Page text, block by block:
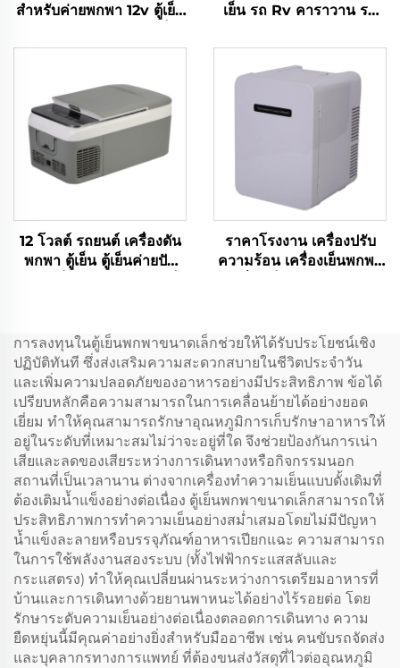
สําหรับค่ายพกพา 12v ตู้เย็น
รถ 30L
เย็น รถ Rv คาราวาน รถ
ตกปลา คูเทนท์ หม้อเย็นพก
พา ราคาโรงงาน 52L
12 โวลต์ รถยนต์ เครื่องดัน
พกพา ตู้เย็น ตู้เย็นค่ายปัก
ราคาโรงงาน เครื่องปรับ
ความร้อน เครื่องเย็นพกพา
การลงทุนในตู้เย็นพกพาขนาดเล็กช่วยให้ได้รับประโยชน์เชิง
ปฏิบัติทันที ซึ่งส่งเสริมความสะดวกสบายในชีวิตประจำวัน
และเพิ่มความปลอดภัยของอาหารอย่างมีประสิทธิภาพ ข้อได้
เปรียบหลักคือความสามารถในการเคลื่อนย้ายได้อย่างยอด
เยี่ยม ทำให้คุณสามารถรักษาอุณหภูมิการเก็บรักษาอาหารให้
อยู่ในระดับที่เหมาะสมไม่ว่าจะอยู่ที่ใด จึงช่วยป้องกันการเน่า
เสียและลดของเสียระหว่างการเดินทางหรือกิจกรรมนอก
สถานที่เป็นเวลานาน ต่างจากเครื่องทำความเย็นแบบดั้งเดิมที่
ต้องเติมน้ำแข็งอย่างต่อเนื่อง ตู้เย็นพกพาขนาดเล็กสามารถให้
ประสิทธิภาพการทำความเย็นอย่างสม่ำเสมอโดยไม่มีปัญหา
น้ำแข็งละลายหรือบรรจุภัณฑ์อาหารเปียกแฉะ ความสามารถ
ในการใช้พลังงานสองระบบ (ทั้งไฟฟ้ากระแสสลับและ
กระแสตรง) ทำให้คุณเปลี่ยนผ่านระหว่างการเตรียมอาหารที่
บ้านและการเดินทางด้วยยานพาหนะได้อย่างไร้รอยต่อ โดย
รักษาระดับความเย็นอย่างต่อเนื่องตลอดการเดินทาง ความ
ยืดหยุ่นนี้มีคุณค่าอย่างยิ่งสำหรับมืออาชีพ เช่น คนขับรถจัดส่ง
และบุคลากรทางการแพทย์ ที่ต้องขนส่งวัสดุที่ไวต่ออุณหภูมิ